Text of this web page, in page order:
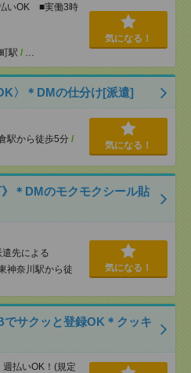
いOK ■実働3時
駅 / …
気になる！
〉＊DMの仕分け[派遣]
駅から徒歩5分 /
気になる！
＊DMのモクモクシール貼
先による
神奈川駅から徒
気になる！
サクッと登録OK＊クッキ
払いOK！(規定